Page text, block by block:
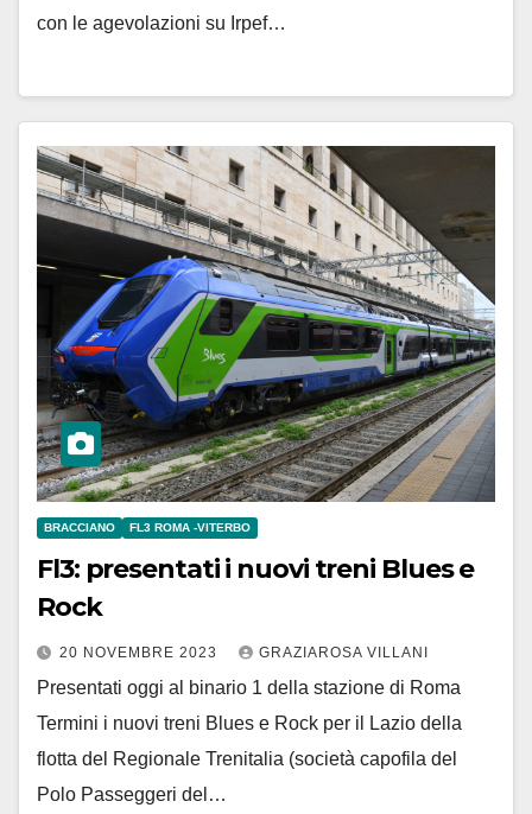
con le agevolazioni su Irpef…
BRACCIANO FL3 ROMA -VITERBO
Fl3: presentati i nuovi treni Blues e
Rock
20 NOVEMBRE 2023 GRAZIAROSA VILLANI
Presentati oggi al binario 1 della stazione di Roma
Termini i nuovi treni Blues e Rock per il Lazio della
flotta del Regionale Trenitalia (società capofila del
Polo Passeggeri del…